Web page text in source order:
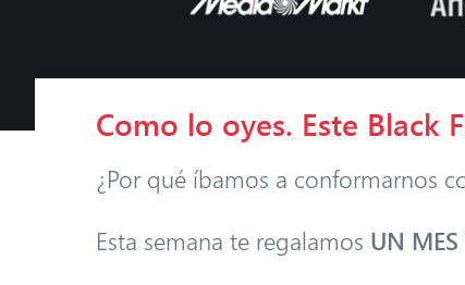
Como lo oyes. Este Black
¿Por qué íbamos a conformarnos
Esta semana te regalamos UN